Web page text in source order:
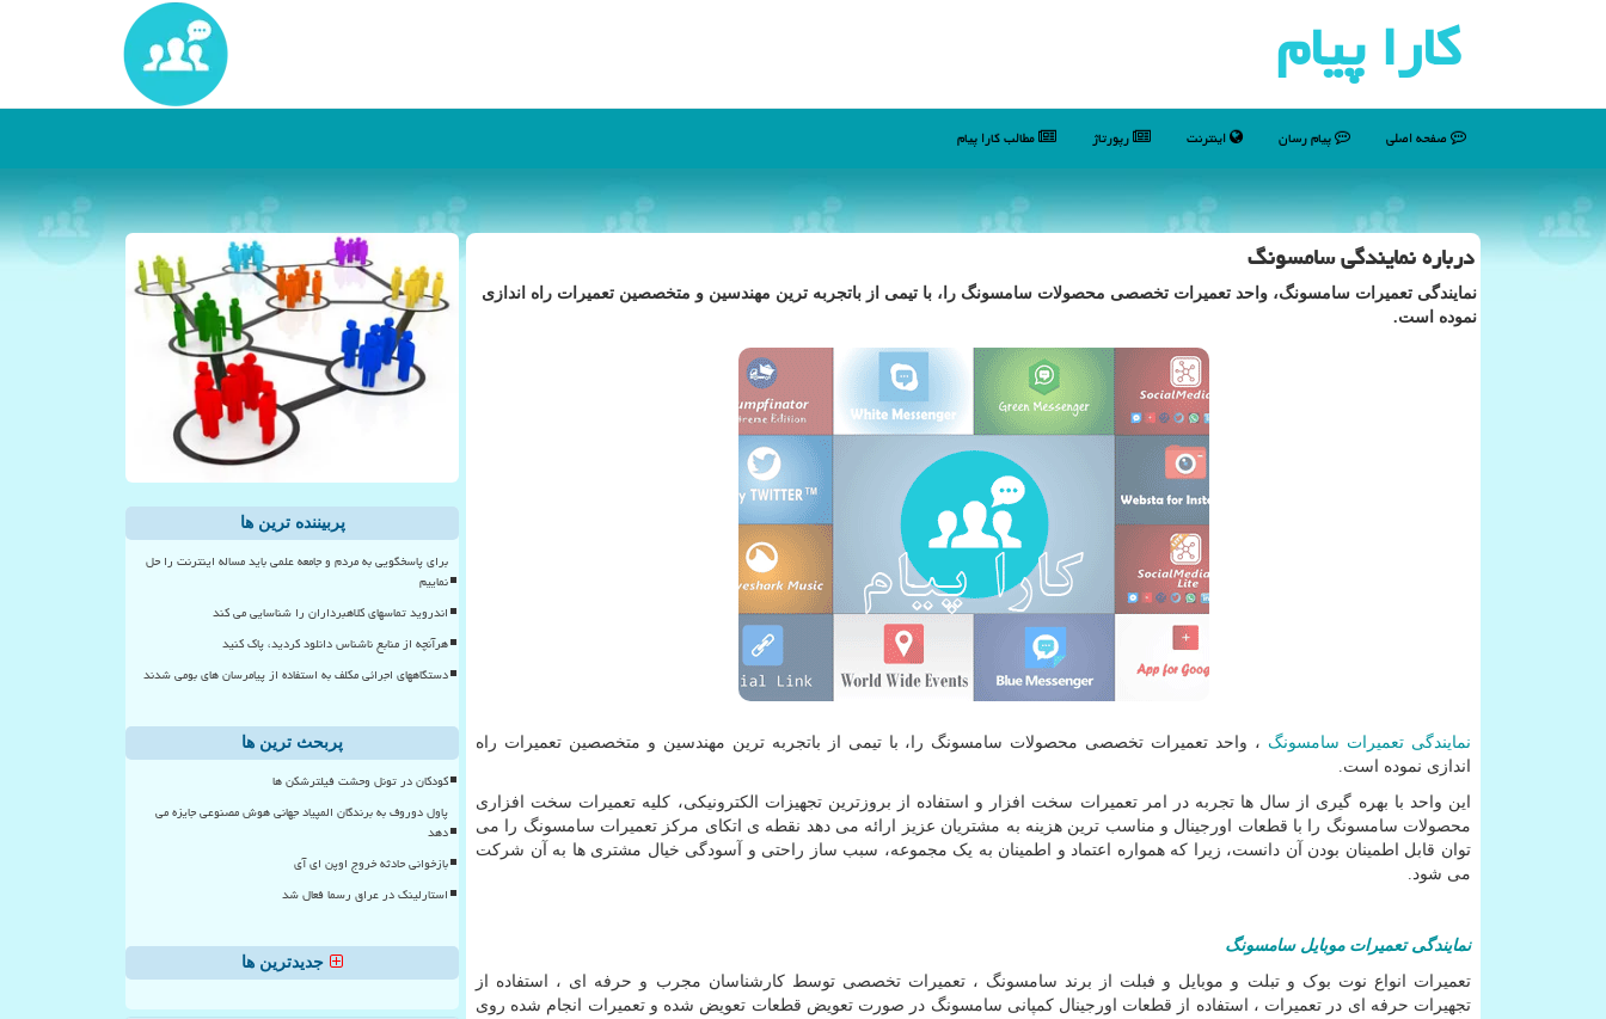
كارا پیام
صفحه اصلی پیام رسان اینترنت رپورتاژ مطالب كارا پیام
درباره نمایندگی سامسونگ
نمایندگی تعمیرات سامسونگ، واحد تعمیرات تخصصی محصولات سامسونگ را، با تیمی از باتجربه ترین مهندسین و متخصصین تعمیرات راه اندازی
نموده است.
نمایندگی تعمیرات سامسونگ ، واحد تعمیرات تخصصی محصولات سامسونگ را، با تیمی از باتجربه ترین مهندسین و متخصصین تعمیرات راه
اندازی نموده است.
این واحد با بهره گیری از سال ها تجربه در امر تعمیرات سخت افزار و استفاده از بروزترین تجهیزات الکترونیکی، کلیه تعمیرات سخت افزاری
محصولات سامسونگ را با قطعات اورجینال و مناسب ترین هزینه به مشتریان عزیز ارائه می دهد نقطه ی اتکای مرکز تعمیرات سامسونگ را می
توان قابل اطمینان بودن آن دانست، زیرا که همواره اعتماد و اطمینان به یک مجموعه، سبب ساز راحتی و آسودگی خیال مشتری ها به آن شرکت
می شود.
نمایندگی تعمیرات موبایل سامسونگ
تعمیرات انواع نوت بوک و تبلت و موبایل و فبلت از برند سامسونگ ، تعمیرات تخصصی توسط کارشناسان مجرب و حرفه ای ، استفاده از
تجهیرات حرفه ای در تعمیرات ، استفاده از قطعات اورجینال کمپانی سامسونگ در صورت تعویض قطعات تعویض شده و تعمیرات انجام شده روی
پربیننده ترین ها
برای پاسخگویی به مردم و جامعه علمی باید مساله اینترنت را حل
نماییم
اندروید تماسهای کلاهبرداران را شناسایی می کند
هرآنچه از منابع ناشناس دانلود کردید، پاک کنید
دستگاههای اجرائی مکلف به استفاده از پیامرسان های بومی شدند
پربحث ترین ها
کودکان در تونل وحشت فیلترشکن ها
پاول دوروف به برندگان المپیاد جهانی هوش مصنوعی جایزه می
دهد
بازخوانی حادثه خروج اوپن ای آی
استارلینک در عراق رسما فعال شد
جدیدترین ها